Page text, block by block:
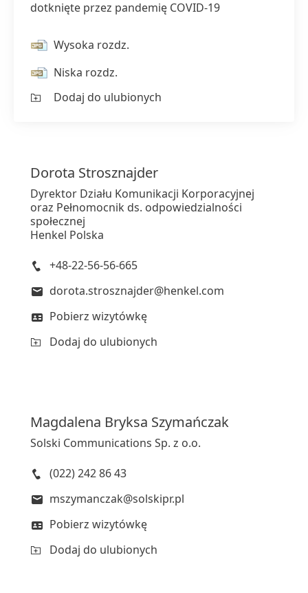
dotknięte przez pandemię COVID-19
Wysoka rozdz.
Niska rozdz.
Dodaj do ulubionych
Dorota Strosznajder
Dyrektor Działu Komunikacji Korporacyjnej
oraz Pełnomocnik ds. odpowiedzialności
społecznej
Henkel Polska
+48-22-56-56-665
dorota.strosznajder@henkel.com
Pobierz wizytówkę
Dodaj do ulubionych
Magdalena Bryksa Szymańczak
Solski Communications Sp. z o.o.
(022) 242 86 43
mszymanczak@solskipr.pl
Pobierz wizytówkę
Dodaj do ulubionych